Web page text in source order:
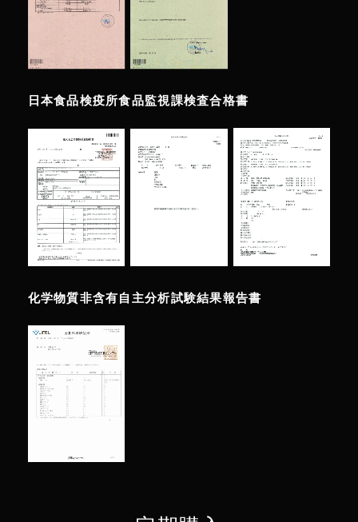
日本食品検疫所食品監視課検査合格書
化学物質非含有自主分析試験結果報告書